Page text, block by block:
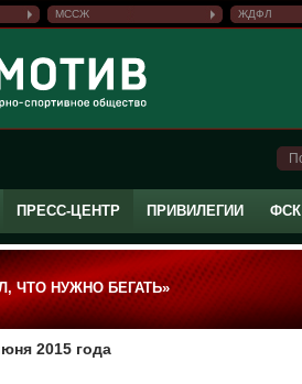
МССЖ ЖДФЛ
ПРЕСС-ЦЕНТР ПРИВИЛЕГИИ ФСК
ЧТО НУЖНО БЕГАТЬ»
2015 года